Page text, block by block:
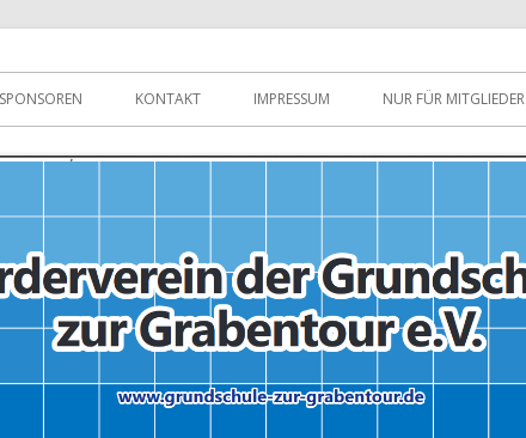
SPONSOREN KONTAKT IMPRESSUM NUR FÜR MITGLIEDER